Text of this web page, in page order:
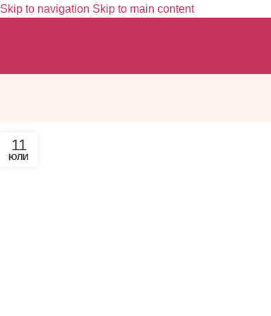
Skip to navigation Skip to main content
11
ЮЛИ